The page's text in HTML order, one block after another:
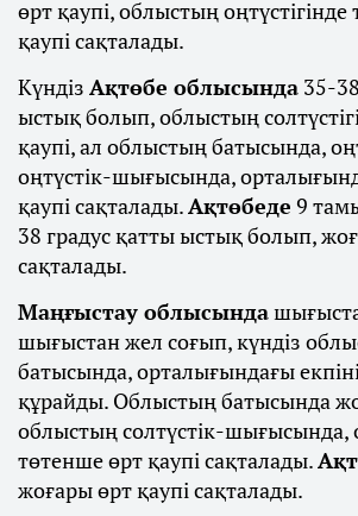
өрт қаупі, облыстың
қаупі сақталады.
Күндіз Ақтөбе облысында 35-
ыстық болып, облыстың
қаупі, ал облыстың батысында,
оңтүстік-шығысында,
қаупі сақталады.Ақтөбеде 9
38 градус қатты ыстық болып,
сақталады.
Маңғыстау облысында
шығыстан жел соғып, күндіз
батысында, орталығындағы
құрайды. Облыстың батысында
облыстың солтүстік-шығысында,
төтенше өрт қаупі сақталады.
жоғары өрт қаупі сақталады.